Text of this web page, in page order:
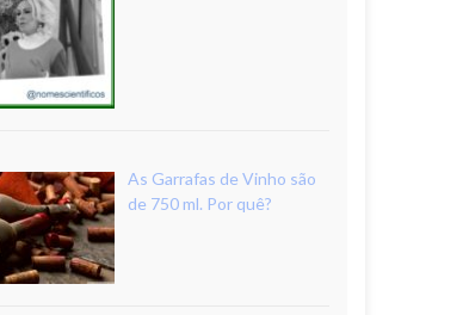
As Garrafas de Vinho são
de 750 ml. Por quê?